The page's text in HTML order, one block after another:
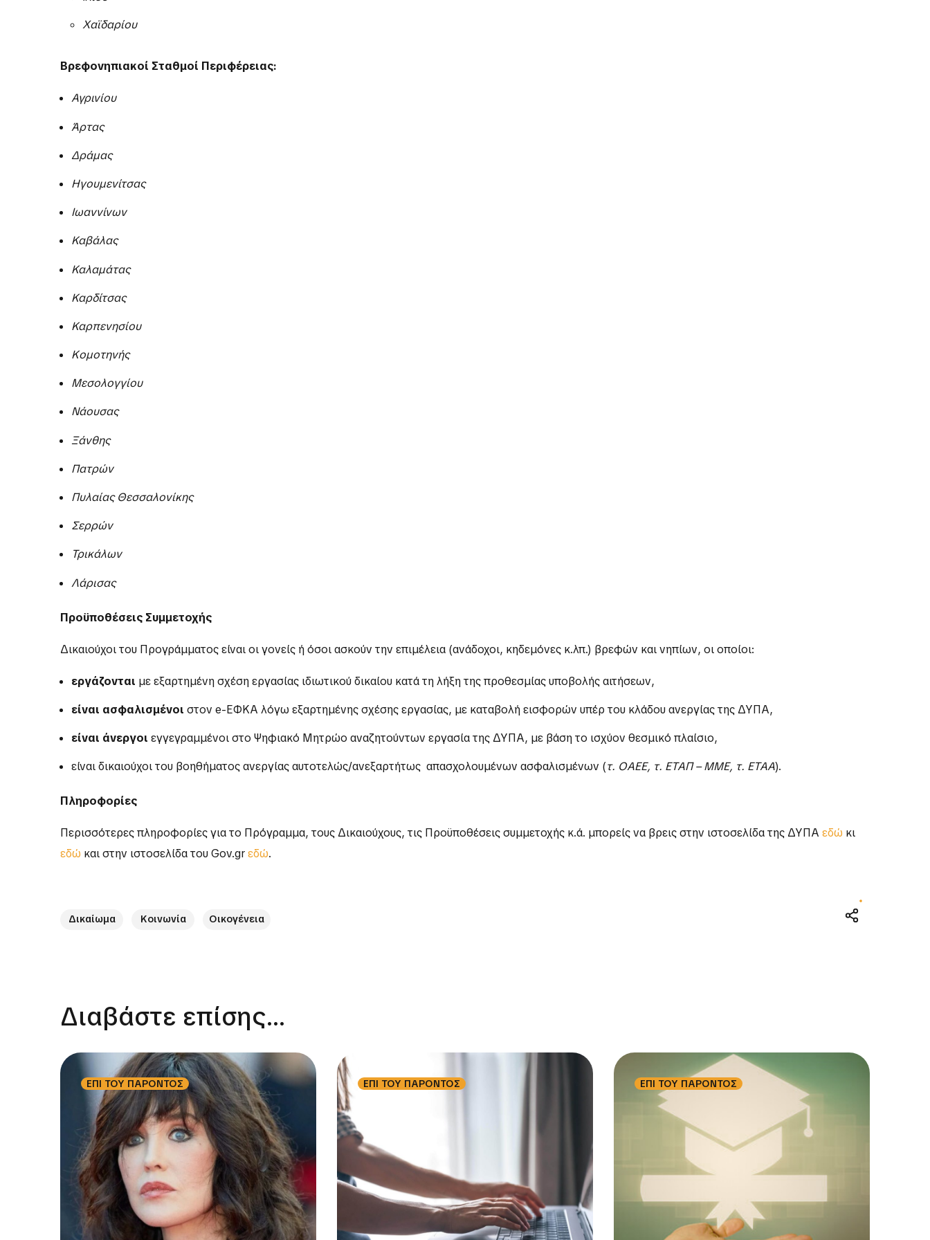
Χαϊδαρίου
Βρεφονηπιακοί Σταθμοί Περιφέρειας:
Αγρινίου
Άρτας
Δράμας
Ηγουμενίτσας
Ιωαννίνων
Καβάλας
Καλαμάτας
Καρδίτσας
Καρπενησίου
Κομοτηνής
Μεσολογγίου
Νάουσας
Ξάνθης
Πατρών
Πυλαίας Θεσσαλονίκης
Σερρών
Τρικάλων
Λάρισας
Προϋποθέσεις Συμμετοχής
Δικαιούχοι του Προγράμματος είναι οι γονείς ή όσοι ασκούν την επιμέλεια (ανάδοχοι, κηδεμόνες κ.λπ.) βρεφών και νηπίων, οι οποίοι:
εργάζονται με εξαρτημένη σχέση εργασίας ιδιωτικού δικαίου κατά τη λήξη της προθεσμίας υποβολής αιτήσεων,
είναι ασφαλισμένοι στον e-EΦΚΑ λόγω εξαρτημένης σχέσης εργασίας, με καταβολή εισφορών υπέρ του κλάδου ανεργίας της ΔΥΠΑ,
είναι άνεργοι εγγεγραμμένοι στο Ψηφιακό Μητρώο αναζητούντων εργασία της ΔΥΠΑ, με βάση το ισχύον θεσμικό πλαίσιο,
είναι δικαιούχοι του βοηθήματος ανεργίας αυτοτελώς/ανεξαρτήτως απασχολουμένων ασφαλισμένων (τ. ΟΑΕΕ, τ. ΕΤΑΠ – ΜΜΕ, τ. ΕΤΑΑ).
Πληροφορίες
Περισσότερες πληροφορίες για το Πρόγραμμα, τους Δικαιούχους, τις Προϋποθέσεις συμμετοχής κ.ά. μπορείς να βρεις στην ιστοσελίδα της ΔΥΠΑ εδώ κι
εδώ και στην ιστοσελίδα του Gov.grεδώ.
Δικαίωμα Κοινωνία Οικογένεια
Διαβάστε επίσης...
ΕΠΙ ΤΟΥ ΠΑΡΟΝΤΟΣ ΕΠΙ ΤΟΥ ΠΑΡΟΝΤΟΣ ΕΠΙ ΤΟΥ ΠΑΡΟΝΤΟΣ